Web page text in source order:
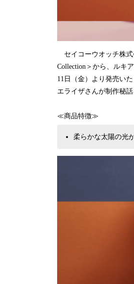
セイコーウオッチ株式
Collection＞から、ルキ
11日（金）より発売い
エライザさんが制作秘
≪商品特徴≫
柔らかな太陽の光